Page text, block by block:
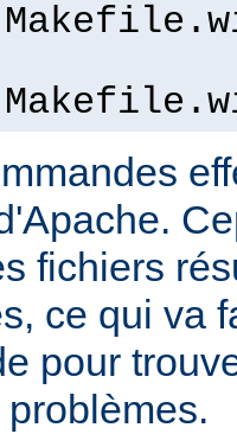
fichiers
ce qui va
pour